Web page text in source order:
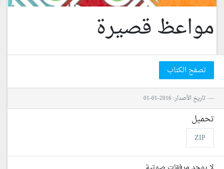
مواعظ قصيرة
تصفح الكتاب
تاريخ الأصدار: 2016-01-01
تحميل
ZIP